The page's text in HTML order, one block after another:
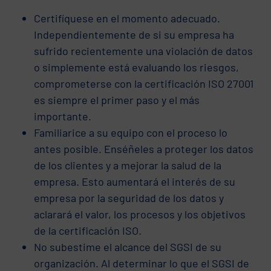
Certifíquese en el momento adecuado.
Independientemente de si su empresa ha
sufrido recientemente una violación de datos
o simplemente está evaluando los riesgos,
comprometerse con la certificación ISO 27001
es siempre el primer paso y el más
importante.
Familiarice a su equipo con el proceso lo
antes posible. Enséñeles a proteger los datos
de los clientes y a mejorar la salud de la
empresa. Esto aumentará el interés de su
empresa por la seguridad de los datos y
aclarará el valor, los procesos y los objetivos
de la certificación ISO.
No subestime el alcance del SGSI de su
organización. Al determinar lo que el SGSI de